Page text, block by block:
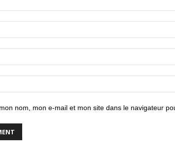
nom, mon e-mail et mon site dans le navigateur